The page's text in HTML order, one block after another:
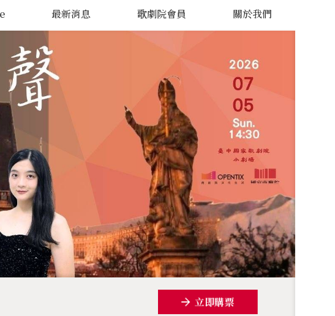
最新消息 歌劇院會員 關於我們
立即購票